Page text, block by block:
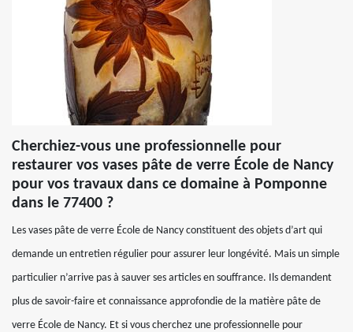
Cherchiez-vous une professionnelle pour
restaurer vos vases pâte de verre École de Nancy
pour vos travaux dans ce domaine à Pomponne
dans le 77400 ?
Les vases pâte de verre École de Nancy constituent des objets d’art qui
demande un entretien régulier pour assurer leur longévité. Mais un simple
particulier n’arrive pas à sauver ses articles en souffrance. Ils demandent
plus de savoir-faire et connaissance approfondie de la matière pâte de
verre École de Nancy. Et si vous cherchez une professionnelle pour